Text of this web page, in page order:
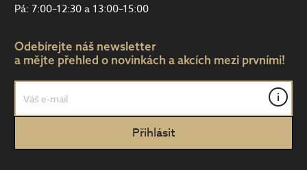
Pá: 7:00–12:30 a 13:00–15:00
Odebírejte náš newsletter
a mějte přehled o novinkách a akcích mezi prvními!
i